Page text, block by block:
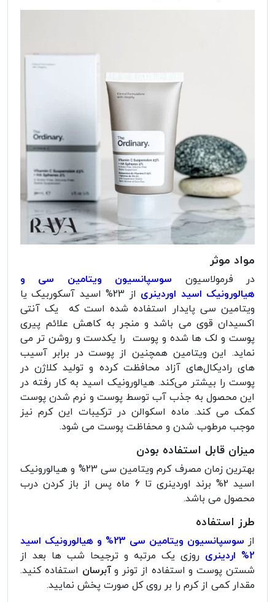
مواد موثر
در فرمولاسیون سوسپانسیون ویتامین سی و
هیالورونیک اسید اوردینری
از 23% اسید آسکوربیک یا
ویتامین سی پایدار استفاده شده است که یک آنتی
اکسیدان قوی می باشد و منجر به کاهش علائم پیری
پوست و لک ‌ها شده و پوست را یکدست و روشن تر می
نماید. این ویتامین همچنین از پوست در برابر آسیب
های رادیکال‌های آزاد محافظت کرده و تولید کلاژن در
پوست را بیشتر می‌کند. هیالورونیک اسید به کار رفته در
این محصول به جذب آب توسط پوست و نرم شدن پوست
کمک می کند. ماده اسکوالن در ترکیبات این کرم نیز
موجب مرطوب شدن و محفاظت پوست می شود.
میزان قابل استفاده بودن
بهترین زمان مصرف کرم ویتامین سی 23% و هیالورونیک
اسید 2% برند اوردینری تا 6 ماه پس از باز کردن درب
محصول می باشد.
طرز استفاده
از
سوسپانسیون ویتامین سی 23% و هیالورونیک اسید
2% اردینری
روزی یک مرتبه و ترجیحا شب ها بعد از
شستن پوست و استفاده از تونر وآبرسان استفاده کنید.
مقدار کمی از کرم را بر روی کل صورت پخش نمایید.